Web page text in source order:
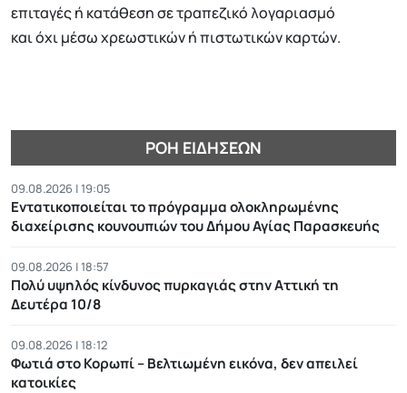
επιταγές ή κατάθεση σε τραπεζικό λογαριασμό
και όχι μέσω χρεωστικών ή πιστωτικών καρτών.
ΡΟΉ ΕΙΔΉΣΕΩΝ
09.08.2026 | 19:05
Εντατικοποιείται το πρόγραμμα ολοκληρωμένης
διαχείρισης κουνουπιών του Δήμου Αγίας Παρασκευής
09.08.2026 | 18:57
Πολύ υψηλός κίνδυνος πυρκαγιάς στην Αττική τη
Δευτέρα 10/8
09.08.2026 | 18:12
Φωτιά στο Κορωπί – Βελτιωμένη εικόνα, δεν απειλεί
κατοικίες